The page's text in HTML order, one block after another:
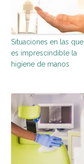
Situaciones en las que
es imprescindible la
higiene de manos